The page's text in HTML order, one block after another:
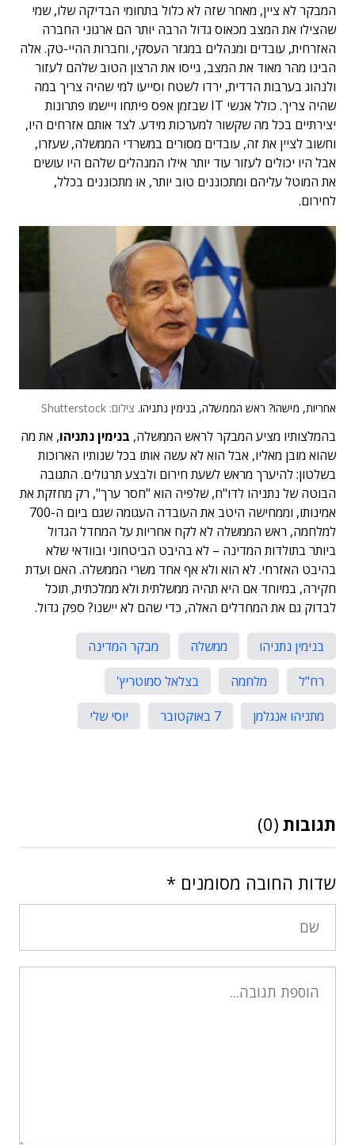
המבקר לא ציין, מאחר שזה לא כלול בתחומי הבדיקה שלו, שמי
שהצילו את המצב מכאוס גדול הרבה יותר הם ארגוני החברה
האזרחית, עובדים ומנהלים במגזר העסקי, וחברות ההיי-טק. אלה
הבינו מהר מאוד את המצב, גייסו את הרצון הטוב שלהם לעזור
ולנהוג בערבות הדדית, ירדו לשטח וסייעו למי שהיה צריך במה
שהיה צריך. כולל אנשי IT שבזמן אפס פיתחו ויישמו פתרונות
יצירתיים בכל מה שקשור למערכות מידע. לצד אותם אזרחים היו,
וחשוב לציין את זה, עובדים מסורים במשרדי הממשלה, שעזרו,
אבל היו יכולים לעזור עוד יותר אילו המנהלים שלהם היו עושים
את המוטל עליהם ומתכוננים טוב יותר, או מתכוננים בכלל,
לחירום.
אחריות, מישהו? ראש הממשלה, בנימין נתניהו. צילום: Shutterstock
בהמלצותיו מציע המבקר לראש הממשלה, בנימין נתניהו, את מה
שהוא מובן מאליו, אבל הוא לא עשה אותו בכל שנותיו הארוכות
בשלטון: להיערך מראש לשעת חירום ולבצע תרגולים. התגובה
הבוטה של נתניהו לדו"ח, שלפיה הוא "חסר ערך", רק מחזקת את
אמינותו, וממחישה היטב את העובדה העגומה שגם ביום ה-700
למלחמה, ראש הממשלה לא לקח אחריות על המחדל הגדול
ביותר בתולדות המדינה – לא בהיבט הביטחוני ובוודאי שלא
בהיבט האזרחי. לא הוא ולא אף אחד משרי הממשלה. האם ועדת
חקירה, במיוחד אם היא תהיה ממשלתית ולא ממלכתית, תוכל
לבדוק גם את המחדלים האלה, כדי שהם לא יישנו? ספק גדול.
בנימין נתניהו ממשלה
מבקר המדינה
רח"ל
מלחמה
בצלאל סמוטריץ'
מתניהו אנגלמן
7 באוקטובר יוסי שלי
תגובות (0)
שדות החובה מסומנים *